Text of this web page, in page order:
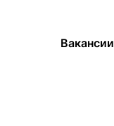
Вакансии